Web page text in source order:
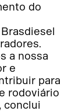
do
a nossa
e
para
rodoviário
conclui